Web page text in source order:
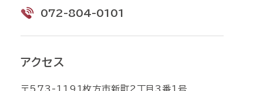
072-804-0101
アクセス
〒573-1191枚方市新町2丁目3番1号